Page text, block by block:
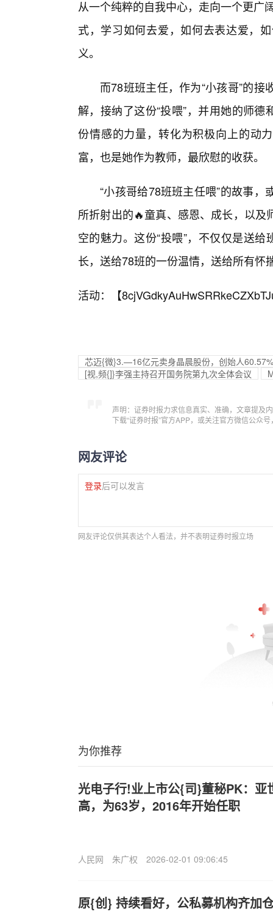
从一个纯粹的自我中心，走向一个更广
式，学习如何去爱，如何去表达爱，
义。
而78班班主任，作为“小孩哥”的
解，接纳了这份“投喂”，并用她的师
份情感的力量，转化为积极向上的动
富，也是她作为教师，最欣慰的收获。
“小孩哥给78班班主任喂”的故事
所折射出的🔥童真、感恩、成长，以
空的魅力。这份“投喂”，不仅仅是送
长，送给78班的一份温情，送给所有
活动：【
芯迈{微}3.—16亿元卖身晶晨股份，创始人
[视,频{]}李强主持召开国务院第九次全体会议
声明：证券时报力求信息真实、准确，文章提及
下载“证券时报”官方APP，或关注官方微信公众
网友评论
登录后可以发言
网友评论仅供其表达个人看法，并不表明证券时报立场
为你推荐
光电子行!业上市公{司}董秘PK：亚
高，为63岁，2016年开始任职
人民网 朱广权 2026-02-01 09:06:45
原{创} 持续看好，公私募机构齐加